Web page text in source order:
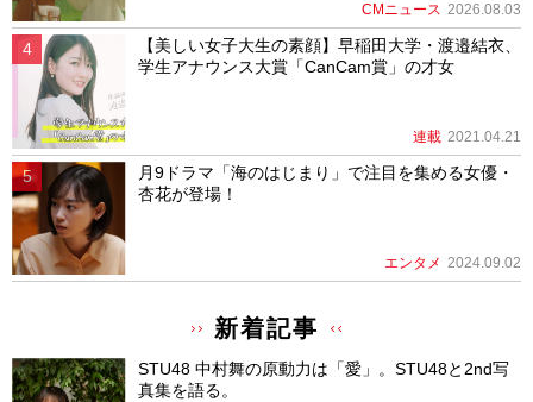
CMニュース 2026.08.03
【美しい女子大生の素顔】早稲田大学・渡邉結衣、
学生アナウンス大賞「CanCam賞」の才女
連載 2021.04.21
月9ドラマ「海のはじまり」で注目を集める女優・
杏花が登場！
エンタメ 2024.09.02
新着記事
STU48 中村舞の原動力は「愛」。STU48と2nd写
真集を語る。